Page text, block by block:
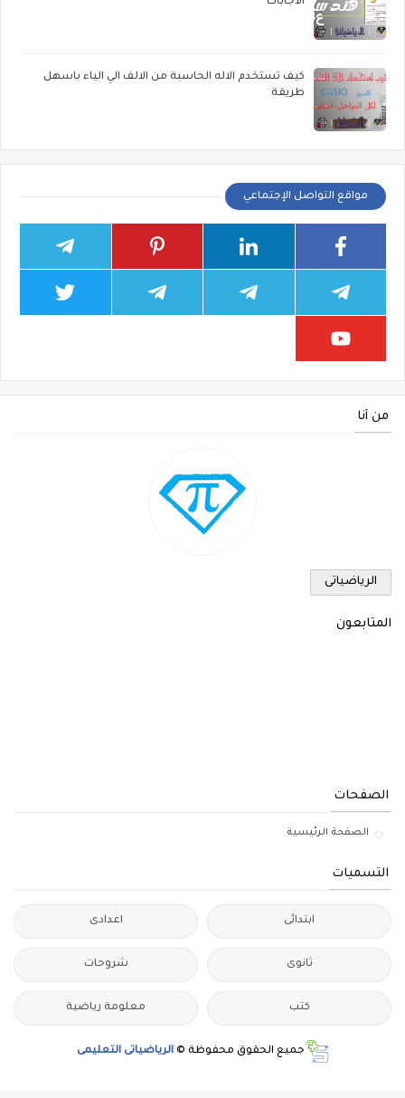
الاجابات
كيف تستخدم الاله الحاسبة من الالف الي الياء باسهل
طريقة
مواقع التواصل الإجتماعي
من أنا
الرياضياتى
المتابعون
الصفحات
الصفحة الرئيسية
التسميات
ابتدائى اعدادى
ثانوى شروحات
كتب معلومة رياضية
جميع الحقوق محفوظة © الرياضياتى التعليمى